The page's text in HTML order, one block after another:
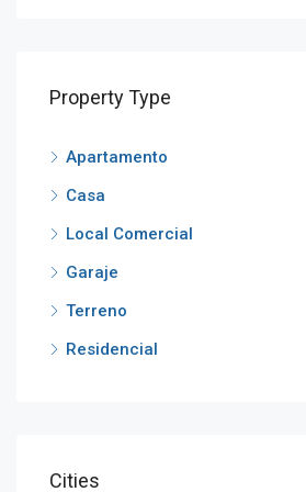
Property Type
Apartamento
Casa
Local Comercial
Garaje
Terreno
Residencial
Cities